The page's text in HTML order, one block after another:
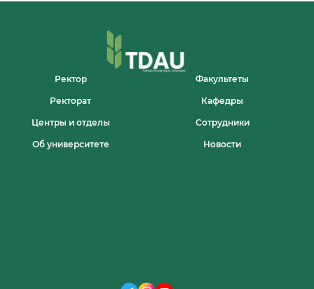
Ректор Факультеты
Ректорат Кафедры
Центры и отделы Сотрудники
Об университете Новости